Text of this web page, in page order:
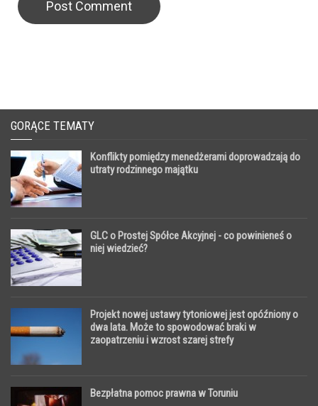
GORĄCE TEMATY
Konflikty pomiędzy menedżerami doprowadzają do
utraty rodzinnego majątku
GLC o Prostej Spółce Akcyjnej - co powinieneś o
niej wiedzieć?
Projekt nowej ustawy tytoniowej jest opóźniony o
dwa lata. Może to spowodować braki w
zaopatrzeniu i wzrost szarej strefy
Bezpłatna pomoc prawna w Toruniu